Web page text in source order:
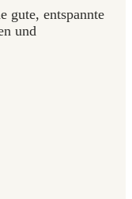
gute, entspannte
und